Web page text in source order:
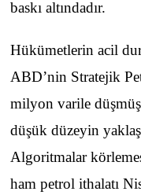
baskı altındadır.
Hükümetlerin acil
ABD’nin Stratejik
milyon varile
düşük düzeyin
Algoritmalar
ham petrol ithalatı